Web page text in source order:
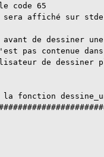
code 65
sera affiché sur
de dessiner
pas contenue
de dessiner
fonction